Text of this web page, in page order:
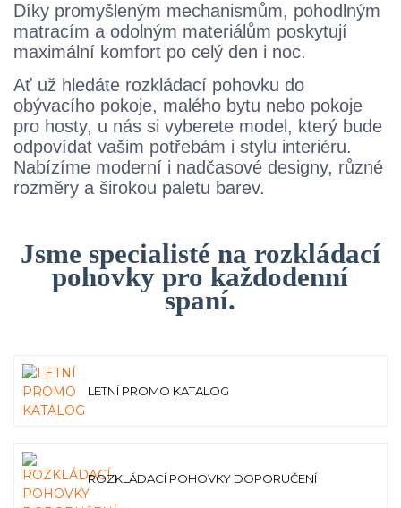
Díky promyšleným mechanismům, pohodlným
matracím a odolným materiálům poskytují
maximální komfort po celý den i noc.
Ať už hledáte rozkládací pohovku do
obývacího pokoje, malého bytu nebo pokoje
pro hosty, u nás si vyberete model, který bude
odpovídat vašim potřebám i stylu interiéru.
Nabízíme moderní i nadčasové designy, různé
rozměry a širokou paletu barev.
Jsme specialisté na rozkládací
pohovky pro každodenní
spaní.
LETNÍ PROMO KATALOG
ROZKLÁDACÍ POHOVKY DOPORUČENÍ